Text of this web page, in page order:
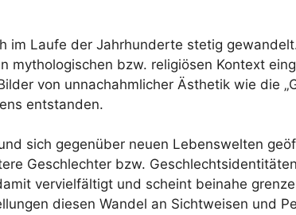
im Laufe der Jahrhunderte stetig
mythologischen bzw. religiösen Kontext
von unnachahmlicher Ästhetik wie die
entstanden.
sich gegenüber neuen Lebenswelten
Geschlechter bzw. Geschlechtsidentitäten
vervielfältigt und scheint beinahe
diesen Wandel an Sichtweisen und